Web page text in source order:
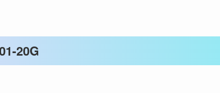
20G